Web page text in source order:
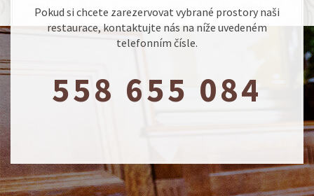
Pokud si chcete zarezervovat vybrané prostory naši
restaurace, kontaktujte nás na níže uvedeném
telefonním čísle.
558 655 084